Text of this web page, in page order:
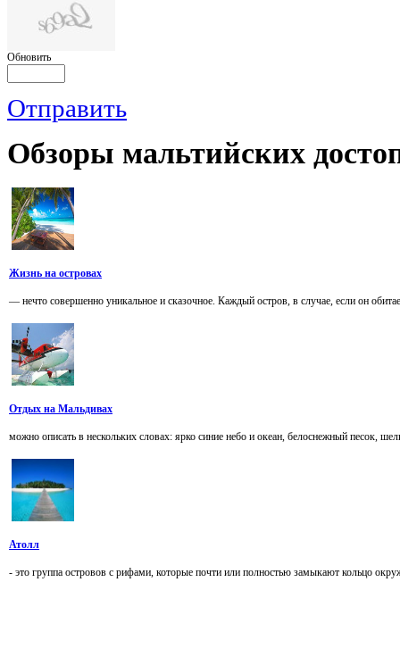
Обновить
Отправить
Обзоры мальтийских
Жизнь на островах
— нечто совершенно уникальное и сказочное. Каждый остров, в случае, если он
Отдых на Мальдивах
можно описать в нескольких словах: ярко синие небо и океан, белоснежный песок,
Атолл
- это группа островов с рифами, которые почти или полностью замыкают кольцо